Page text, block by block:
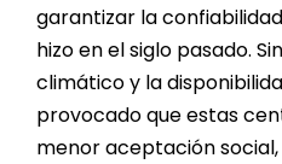
garantizar la
hizo en el siglo pasado.
climático y la
provocado que estas
menor aceptación